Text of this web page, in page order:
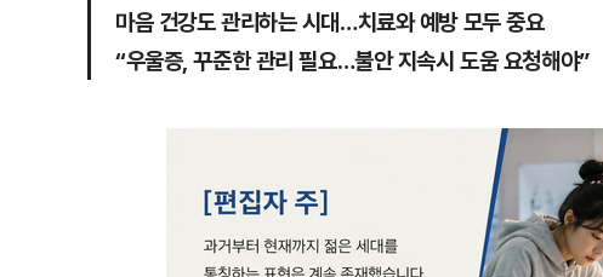
마음 건강도 관리하는 시대…치료와 예방 모두 중요
“우울증, 꾸준한 관리 필요…불안 지속시 도움 요청해야”